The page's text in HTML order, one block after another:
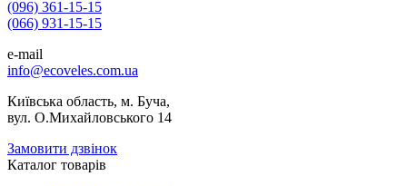
(096) 361-15-15
(066) 931-15-15
e-mail
info@ecoveles.com.ua
Київська область, м. Буча,
вул. О.Михайловського 14
Замовити дзвінок
Каталог товарів